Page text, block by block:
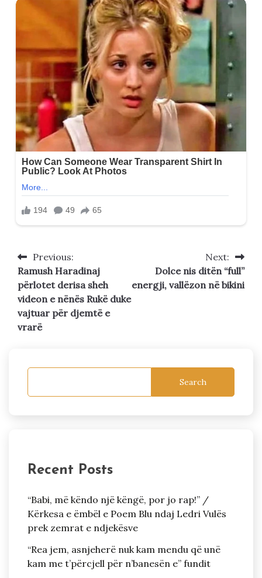
Post
navigation
Previous:
Ramush Haradinaj
përlotet derisa sheh
videon e nënës Rukë duke
vajtuar për djemtë e
vrarë
Next:
Dolce nis ditën “full”
energji, vallëzon në bikini
Search
Recent Posts
“Babi, më këndo një këngë, por jo rap!” /
Kërkesa e ëmbël e Poem Blu ndaj Ledri Vulës
prek zemrat e ndjekësve
“Rea jem, asnjeherë nuk kam mendu që unë
kam me t’përcjell për n’banesën e” fundit